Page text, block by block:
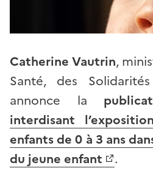
Catherine Vautrin,
Santé, des
annonce la
interdisant
enfants de 0 à 3 ans
du jeune enfant
.